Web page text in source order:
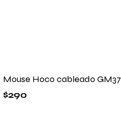
Mouse Hoco cableado GM37
$290